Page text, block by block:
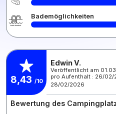
Bademöglichkeiten
8,43 /10
Edwin V.
Veröffentlicht am
pro Aufenthalt : 26/
28/02/2026
Bewertung des